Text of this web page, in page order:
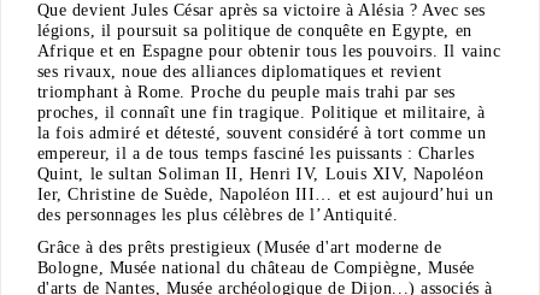
Que devient Jules César après sa victoire à Alésia ? Avec ses
légions, il poursuit sa politique de conquête en Egypte, en
Afrique et en Espagne pour obtenir tous les pouvoirs. Il vainc
ses rivaux, noue des alliances diplomatiques et revient
triomphant à Rome. Proche du peuple mais trahi par ses
proches, il connaît une fin tragique. Politique et militaire, à
la fois admiré et détesté, souvent considéré à tort comme un
empereur, il a de tous temps fasciné les puissants : Charles
Quint, le sultan Soliman II, Henri IV, Louis XIV, Napoléon
Ier, Christine de Suède, Napoléon III… et est aujourd’hui un
des personnages les plus célèbres de l’Antiquité.
Grâce à des prêts prestigieux (Musée d'art moderne de
Bologne, Musée national du château de Compiègne, Musée
d'arts de Nantes, Musée archéologique de Dijon...) associés à